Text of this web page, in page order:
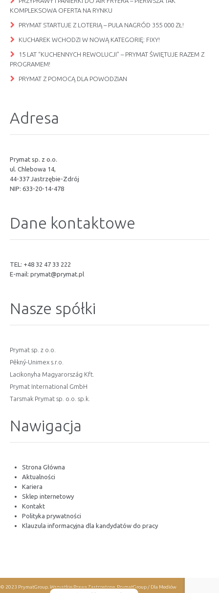
KOMPLEKSOWA OFERTA NA RYNKU
PRYMAT STARTUJE Z LOTERIĄ – PULA NAGRÓD 355 000 ZŁ!
KUCHAREK WCHODZI W NOWĄ KATEGORIĘ: FIXY!
15 LAT “KUCHENNYCH REWOLUCJI” – PRYMAT ŚWIĘTUJE RAZEM Z
PROGRAMEM!
PRYMAT Z POMOCĄ DLA POWODZIAN
Adresa
Prymat sp. z o.o.
ul. Chlebowa 14,
44-337 Jastrzębie-Zdrój
NIP: 633-20-14-478
Dane kontaktowe
TEL: +48 32 47 33 222
E-mail: prymat@prymat.pl
Nasze spółki
Prymat sp. z o.o.
Pěkný-Unimex s.r.o.
Lacikonyha Magyarország Kft.
Prymat International GmbH
Tarsmak Prymat sp. o.o. sp.k.
Nawigacja
Strona Główna
Aktualności
Kariera
Sklep internetowy
Kontakt
Polityka prywatności
Klauzula informacyjna dla kandydatów do pracy
© 2023 PrymatGroup. Wszystkie Prawa Zastrzeżone. PrymatGroup / Dla Mediów